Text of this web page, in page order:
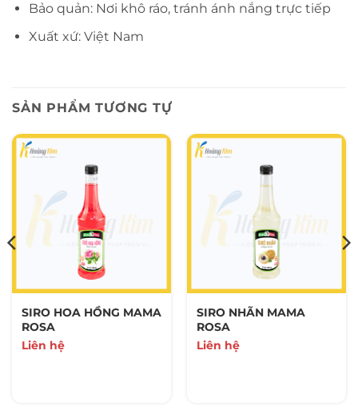
Bảo quản: Nơi khô ráo, tránh ánh nắng trực tiếp
Xuất xứ: Việt Nam
SẢN PHẨM TƯƠNG TỰ
SIRO HOA HỒNG MAMA
ROSA
Liên hệ
SIRO NHÃN MAMA
ROSA
Liên hệ